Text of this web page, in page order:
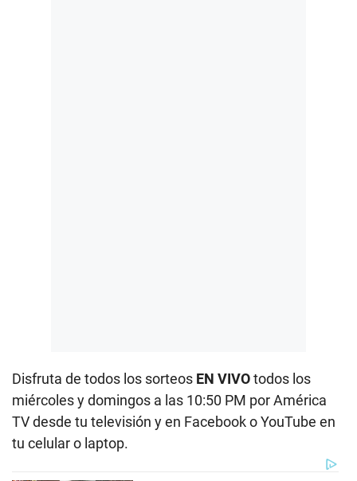
Disfruta de todos los sorteos EN VIVOtodos los
miércoles y domingos a las 10:50 PM por América
TV desde tu televisión y en Facebook o YouTube en
tu celular o laptop.